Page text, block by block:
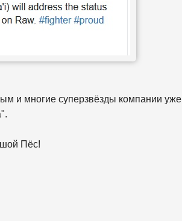
и многие суперзвёзды компании уже
Пёс!